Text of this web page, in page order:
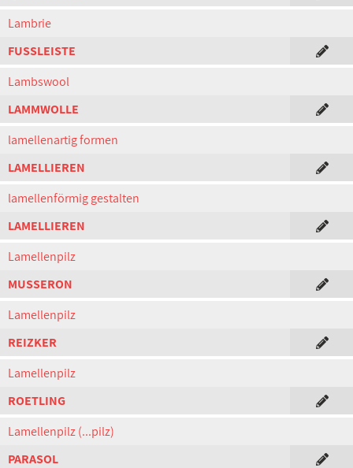
Lambrie
FUSSLEISTE
Lambswool
LAMMWOLLE
lamellenartig formen
LAMELLIEREN
lamellenförmig gestalten
LAMELLIEREN
Lamellenpilz
MUSSERON
Lamellenpilz
REIZKER
Lamellenpilz
ROETLING
Lamellenpilz (...pilz)
PARASOL